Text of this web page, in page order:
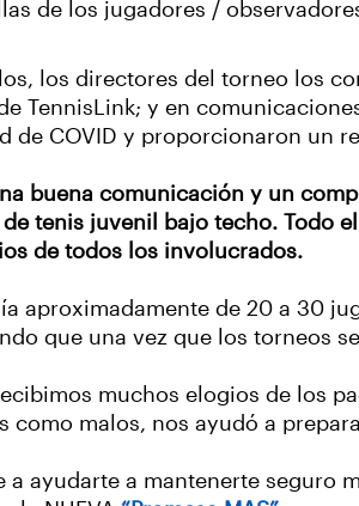
de los jugadores /
los directores del torneo los
TennisLink; y en
de COVID y proporcionaron un
buena comunicación y un
tenis juvenil bajo techo. Todo
de todos los involucrados.
aproximadamente de 20 a 30
que una vez que los torneos
muchos elogios de los
como malos, nos ayudó a
a ayudarte a mantenerte